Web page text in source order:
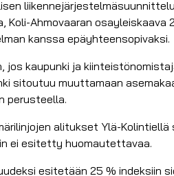
Ahmovaaran
kanssa epäyhteensopivaksi.
kaupunki ja
sitoutuu muuttamaan
perusteella.
alitukset Ylä-
ei esitetty huomautettavaa.
esitetään 25 %